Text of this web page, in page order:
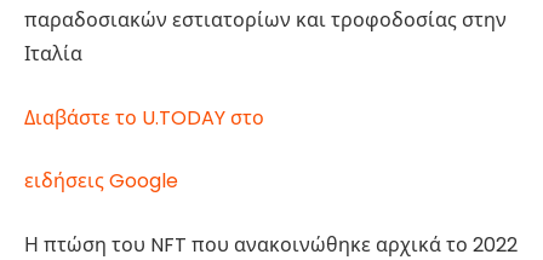
παραδοσιακών εστιατορίων και τροφοδοσίας στην
Ιταλία
Διαβάστε το U.TODAY στο
ειδήσεις Google
Η πτώση του NFT που ανακοινώθηκε αρχικά το 2022